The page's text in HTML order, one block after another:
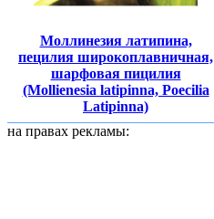
Моллинезия латипина,
пецилия широкоплавничная,
шарфовая пицилия
(Mollienesia latipinna, Poecilia
Latipinna)
на правах рекламы: